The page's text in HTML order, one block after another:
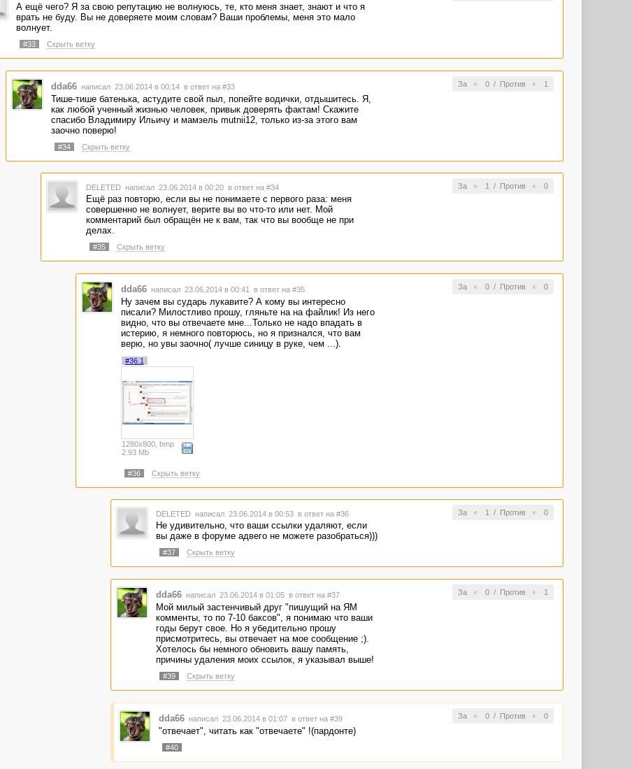
А ещё чего? Я за свою репутацию не волнуюсь, те, кто меня знает, знают и что я
врать не буду. Вы не доверяете моим словам? Ваши проблемы, меня это мало
волнует.
#33 Скрыть ветку
За 0/ Против 1
dda66 написал 23.06.2014 в 00:14 в ответ на #33
Тише-тише батенька, астудите свой пыл, попейте водички, отдышитесь. Я,
как любой ученный жизнью человек, привык доверять фактам! Скажите
спасибо Владимиру Ильичу и мамзель mutnii12, только из-за этого вам
заочно поверю!
#34 Скрыть ветку
За 1 / Против 0
DELETED написал 23.06.2014 в 00:20 в ответ на #34
Ещё раз повторю, если вы не понимаете с первого раза: меня
совершенно не волнует, верите вы во что-то или нет. Мой
комментарий был обращён не к вам, так что вы вообще не при
делах.
#35 Скрыть ветку
За 0/ Против 0
dda66 написал 23.06.2014 в 00:41 в ответ на #35
Ну зачем вы сударь лукавите? А кому вы интересно
писали? Милостливо прошу, гляньте на на файлик! Из него
видно, что вы отвечаете мне...Только не надо впадать в
истерию, я немного повторюсь, но я признался, что вам
верю, но увы заочно( лучше синицу в руке, чем ...).
#36.1
1280x800, bmp
2.93 Mb
#36 Скрыть ветку
За 1/ Против 0
DELETED написал 23.06.2014 в 00:53 в ответ на #36
Не удивительно, что ваши ссылки удаляют, если
вы даже в форуме адвего не можете разобраться)))
#37 Скрыть ветку
За 0/ Против 1
dda66 написал 23.06.2014 в 01:05 в ответ на #37
Мой милый застенчивый друг "пишущий на ЯМ
комменты, то по 7-10 баксов", я понимаю что ваши
годы берут свое. Но я убедительно прошу
присмотритесь, вы отвечает на мое сообщение ;).
Хотелось бы немного обновить вашу память,
причины удаления моих ссылок, я указывал выше!
#39 Скрыть ветку
За 0/ Против 0
dda66 написал 23.06.2014 в 01:07 в ответ на #39
"отвечает", читать как "отвечаете" !(пардонте)
#40